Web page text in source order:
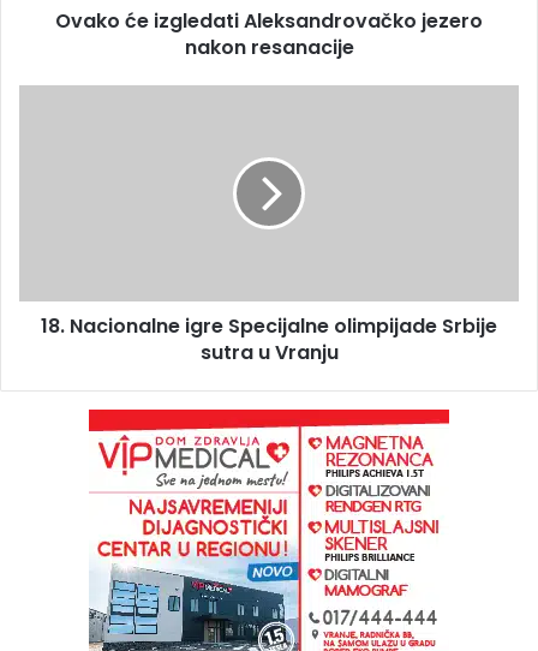
Ovako će izgledati Aleksandrovačko jezero
nakon resanacije
18. Nacionalne igre Specijalne olimpijade Srbije
sutra u Vranju